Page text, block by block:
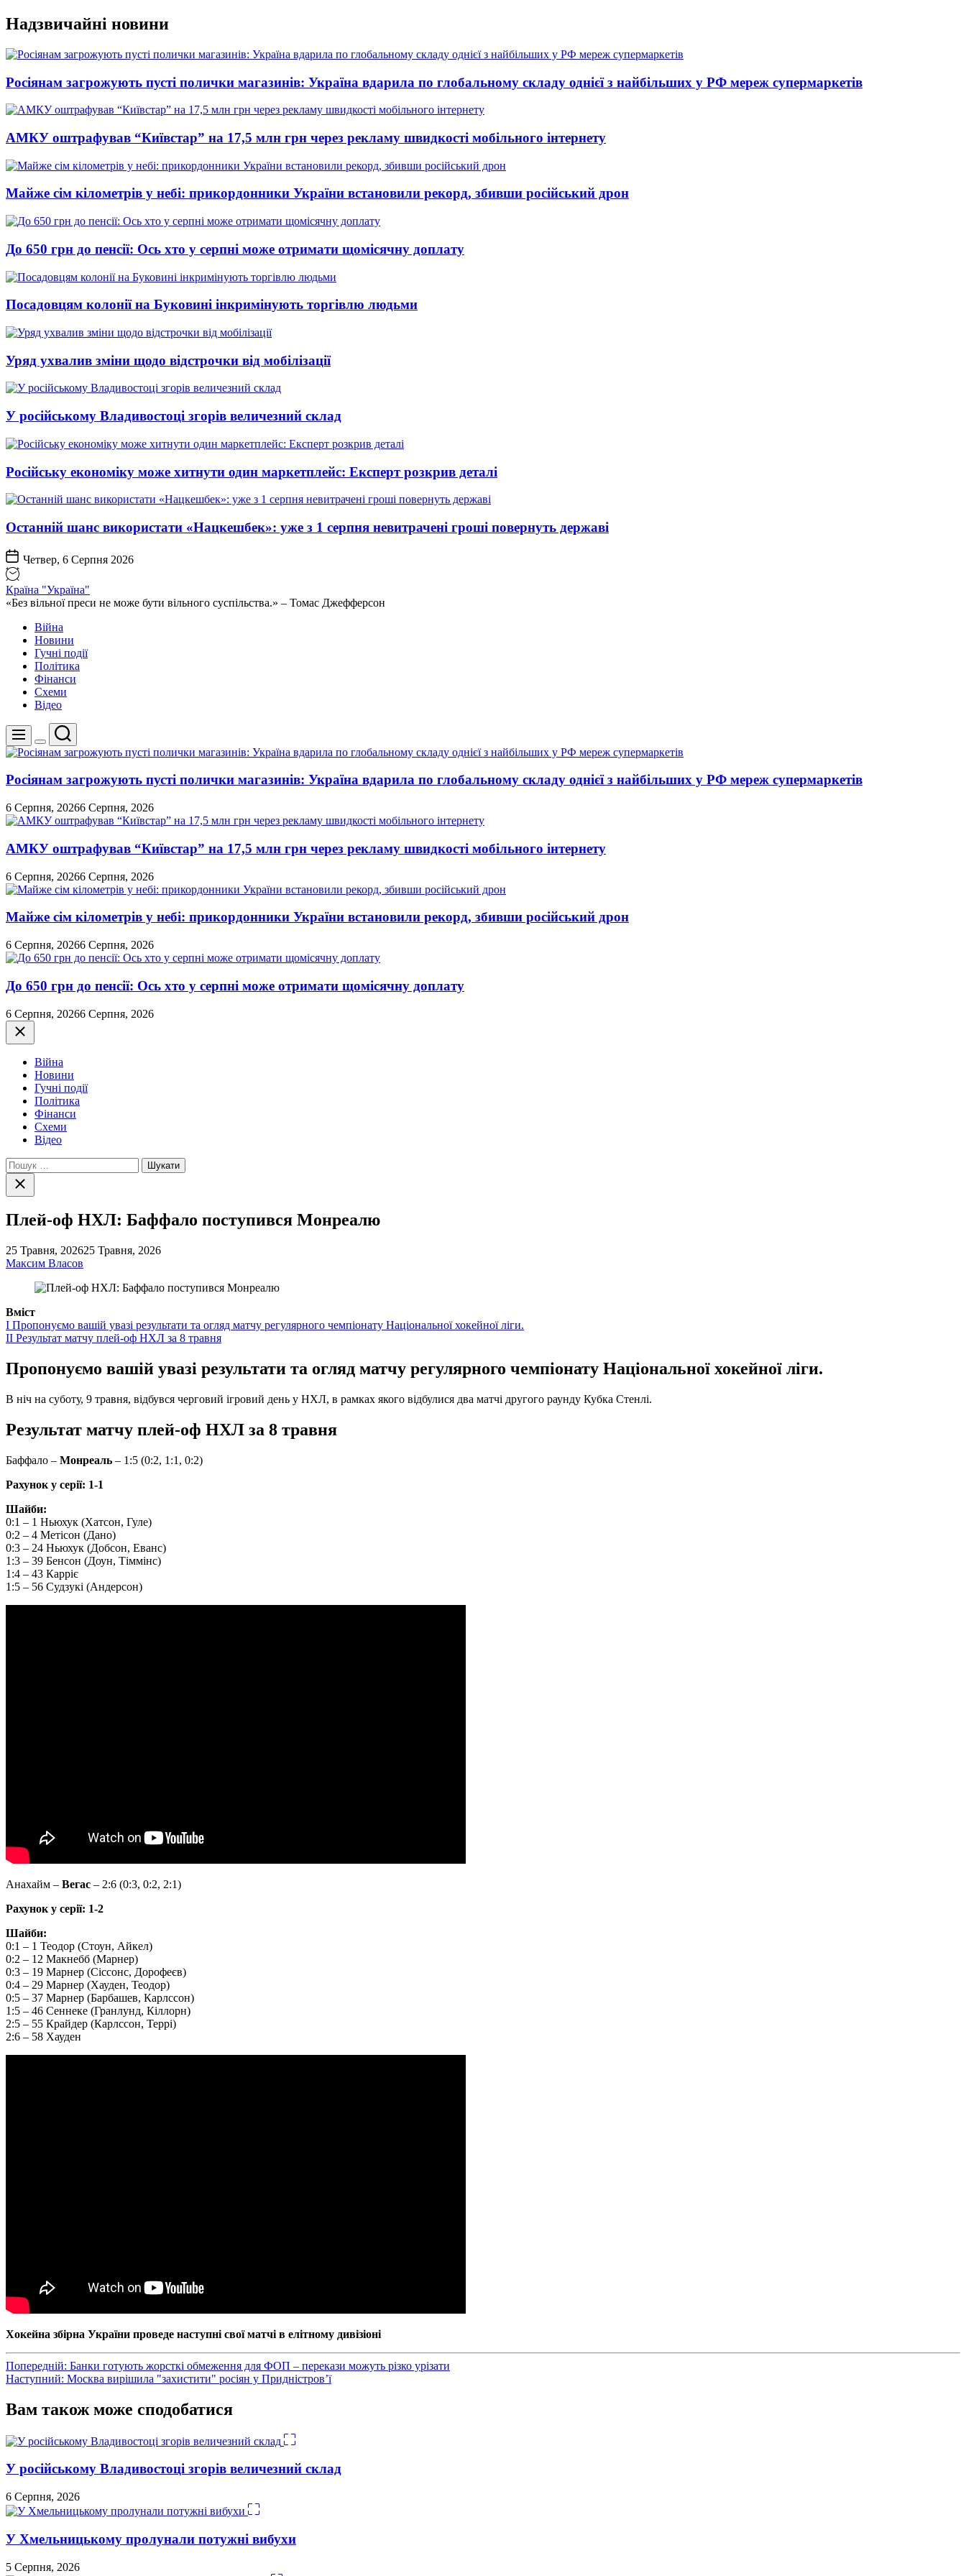
Перейти
до
вмісту
Надзвичайні новини
Росіянам загрожують пусті полички магазинів: Україна вдарила по глобальному складу однієї з найбільших у РФ мереж супермаркетів
АМКУ оштрафував “Київстар” на 17,5 млн грн через рекламу швидкості мобільного інтернету
Майже сім кілометрів у небі: прикордонники України встановили рекорд, збивши російський дрон
До 650 грн до пенсії: Ось хто у серпні може отримати щомісячну доплату
Посадовцям колонії на Буковині інкримінують торгівлю людьми
Уряд ухвалив зміни щодо відстрочки від мобілізації
У російському Владивостоці згорів величезний склад
Російську економіку може хитнути один маркетплейс: Експерт розкрив деталі
Останній шанс використати «Нацкешбек»: уже з 1 серпня невитрачені гроші повернуть державі
Четвер, 6 Серпня 2026
Країна "Україна"
«Без вільної преси не може бути вільного суспільства.» – Томас Джефферсон
Війна
Новини
Гучні події
Політика
Фінанси
Схеми
Відео
Меню
Перемикач
кольорового
Пошук
Росіянам загрожують пусті полички магазинів: Україна вдарила по глобальному складу однієї з найбільших у РФ мереж супермаркетів
6 Серпня, 20266 Серпня, 2026
АМКУ оштрафував “Київстар” на 17,5 млн грн через рекламу швидкості мобільного інтернету
6 Серпня, 20266 Серпня, 2026
Майже сім кілометрів у небі: прикордонники України встановили рекорд, збивши російський дрон
6 Серпня, 20266 Серпня, 2026
До 650 грн до пенсії: Ось хто у серпні може отримати щомісячну доплату
6 Серпня, 20266 Серпня, 2026
Закрити
Війна
Новини
Гучні події
Політика
Фінанси
Схеми
Відео
Пошук:
Закрити
пошук
Плей-оф НХЛ: Баффало поступився Монреалю
25 Травня, 202625 Травня, 2026
Максим Власов
Вміст
I Пропонуємо вашій увазі результати та огляд матчу регулярного чемпіонату Національної хокейної ліги.
II Результат матчу плей-оф НХЛ за 8 травня
Пропонуємо вашій увазі результати та огляд матчу регулярного чемпіонату Національної хокейної ліги.
В ніч на суботу, 9 травня, відбувся черговий ігровий день у НХЛ, в рамках якого відбулися два матчі другого раунду Кубка Стенлі.
Результат матчу плей-оф НХЛ за 8 травня
Баффало – Монреаль – 1:5 (0:2, 1:1, 0:2)
Рахунок у серії: 1-1
Шайби:
0:1 – 1 Ньюхук (Хатсон, Гуле)
0:2 – 4 Метісон (Дано)
0:3 – 24 Ньюхук (Добсон, Еванс)
1:3 – 39 Бенсон (Доун, Тіммінс)
1:4 – 43 Карріє
1:5 – 56 Судзукі (Андерсон)
Анахайм – Вегас – 2:6 (0:3, 0:2, 2:1)
Рахунок у серії: 1-2
Шайби:
0:1 – 1 Теодор (Стоун, Айкел)
0:2 – 12 Макнебб (Марнер)
0:3 – 19 Марнер (Сіссонс, Дорофеєв)
0:4 – 29 Марнер (Хауден, Теодор)
0:5 – 37 Марнер (Барбашев, Карлссон)
1:5 – 46 Сеннеке (Гранлунд, Кіллорн)
2:5 – 55 Крайдер (Карлссон, Террі)
2:6 – 58 Хауден
Хокейна збірна України проведе наступні свої матчі в елітному дивізіоні
Навігація
записів
Попередній: Банки готують жорсткі обмеження для ФОП – перекази можуть різко урізати
Наступний: Москва вирішила "захистити" росіян у Придністров’ї
Вам також може сподобатися
У російському Владивостоці згорів величезний склад
6 Серпня, 2026
У Хмельницькому пролунали потужні вибухи
5 Серпня, 2026